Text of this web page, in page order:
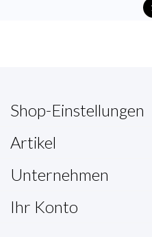
Shop-Einstellungen
Artikel
Unternehmen
Ihr Konto